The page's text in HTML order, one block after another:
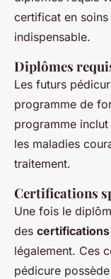
certificat en
indispensable.
Diplômes
Les futurs
programme de
programme
les maladies
traitement.
Certifications
Une fois le
des
légalement. Ces
pédicure